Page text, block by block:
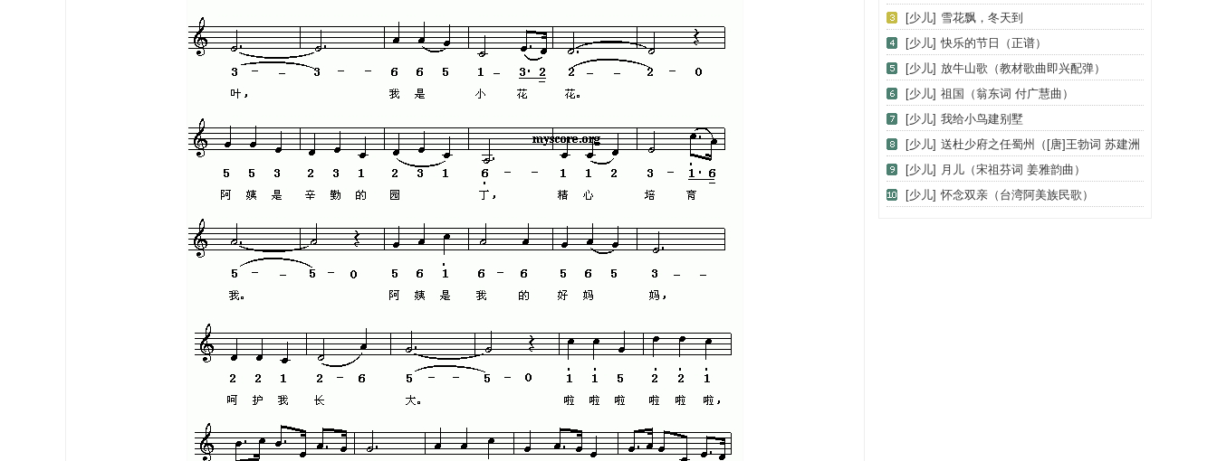
[少儿] 雪花飘，冬天到
[少儿] 快乐的节日（正谱）
[少儿] 放牛山歌（教材歌曲即兴配弹）
[少儿] 祖国（翁东词 付广慧曲）
[少儿] 我给小鸟建别墅
[少儿] 送杜少府之任蜀州（[唐]王勃词 苏建洲
曲）
[少儿] 月儿（宋祖芬词 姜雅韵曲）
[少儿] 怀念双亲（台湾阿美族民歌）